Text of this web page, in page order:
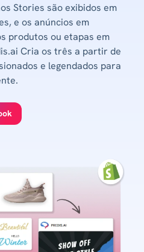
Stories são exibidos em
e os anúncios em
produtos ou etapas em
Cria os três a partir de
e legendados para